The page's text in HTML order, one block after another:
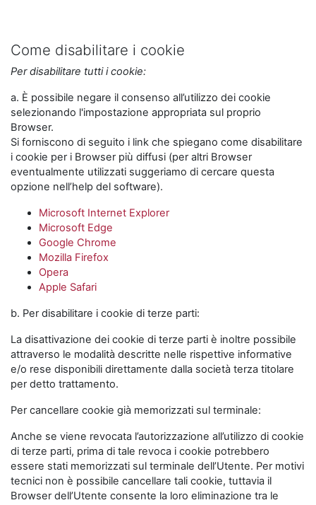
Come disabilitare i cookie
Per disabilitare tutti i cookie:
a. È possibile negare il consenso all’utilizzo dei cookie
selezionando l'impostazione appropriata sul proprio
Browser.
Si forniscono di seguito i link che spiegano come disabilitare
i cookie per i Browser più diffusi (per altri Browser
eventualmente utilizzati suggeriamo di cercare questa
opzione nell’help del software).
Microsoft Internet Explorer
Microsoft Edge
Google Chrome
Mozilla Firefox
Opera
Apple Safari
b. Per disabilitare i cookie di terze parti:
La disattivazione dei cookie di terze parti è inoltre possibile
attraverso le modalità descritte nelle rispettive informative
e/o rese disponibili direttamente dalla società terza titolare
per detto trattamento.
Per cancellare cookie già memorizzati sul terminale:
Anche se viene revocata l’autorizzazione all’utilizzo di cookie
di terze parti, prima di tale revoca i cookie potrebbero
essere stati memorizzati sul terminale dell’Utente. Per motivi
tecnici non è possibile cancellare tali cookie, tuttavia il
Browser dell’Utente consente la loro eliminazione tra le